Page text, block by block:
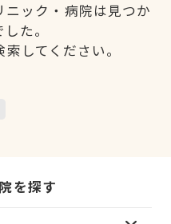
ック・病院は見つか
た。
してください。
を探す